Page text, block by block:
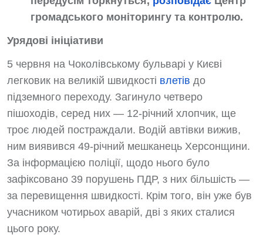
громадського моніторингу та контролю.
Урядові ініціативи
5 червня на Чоколівському бульварі у Києві
легковик на великій швидкості влетів до
підземного переходу. Загинуло четверо
пішоходів, серед них — 12-річний хлопчик, ще
троє людей постраждали. Водій автівки вижив,
ним виявився 49-річний мешканець Херсонщини.
За інформацією поліції, щодо нього було
зафіксовано 39 порушень ПДР, з них більшість —
за перевищення швидкості. Крім того, він уже був
учасником чотирьох аварій, дві з яких сталися
цього року.